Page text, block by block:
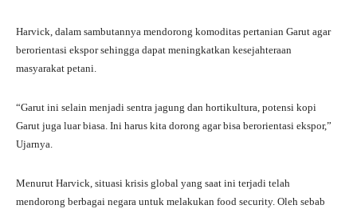
Harvick, dalam sambutannya mendorong komoditas pertanian Garut agar
berorientasi ekspor sehingga dapat meningkatkan kesejahteraan
masyarakat petani.
“Garut ini selain menjadi sentra jagung dan hortikultura, potensi kopi
Garut juga luar biasa. Ini harus kita dorong agar bisa berorientasi ekspor,”
Ujarnya.
Menurut Harvick, situasi krisis global yang saat ini terjadi telah
mendorong berbagai negara untuk melakukan food security. Oleh sebab